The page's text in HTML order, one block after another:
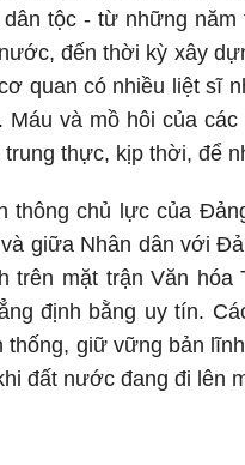
tộc - từ những
đến thời kỳ xây
quan có nhiều liệt sĩ
Máu và mồ hôi của
trung thực, kịp thời, để
thông chủ lực của
giữa Nhân dân với
trên mặt trận Văn
định bằng uy tín.
giữ vững bản
đất nước đang đi lên